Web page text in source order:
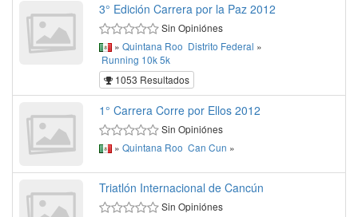
3° Edición Carrera por la Paz 2012
Sin Opiniónes
» Quintana Roo Distrito Federal »
Running 10k5k
1053 Resultados
1° Carrera Corre por Ellos 2012
Sin Opiniónes
» Quintana Roo Can Cun »
Triatlón Internacional de Cancún
Sin Opiniónes